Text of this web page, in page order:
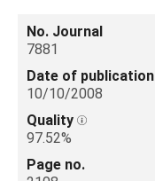
No. Journal
7881
Date of publication
10/10/2008
Quality
97.52%
Page no.